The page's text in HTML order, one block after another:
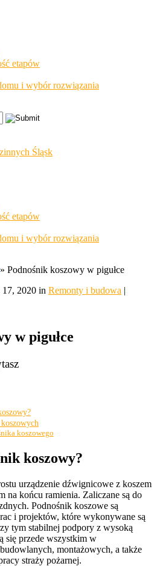
etapów
i wybór rozwiązania
etapów
i wybór rozwiązania
» Podnośnik koszowy w pigułce
17, 2020 in Remonty i budowa |
w pigułce
koszowego
koszowy?
urządzenie dźwignicowe z koszem
na końcu ramienia. Zaliczane są do
Podnośnik koszowe są
i projektów, które wykonywane są
tym stabilnej podpory z wysoką
się przede wszystkim w
montażowych, a także
straży pożarnej.